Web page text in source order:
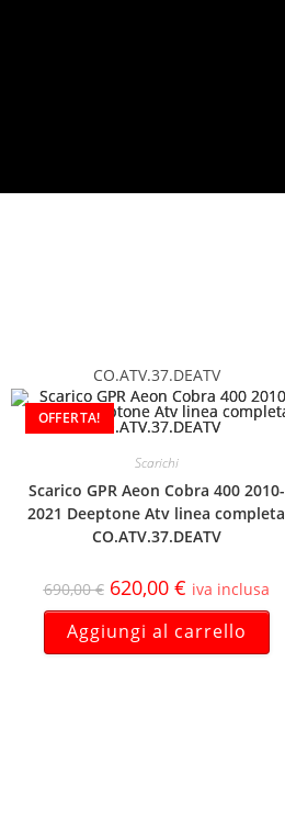
CO.ATV.37.DEATV
OFFERTA!
Scarichi
Scarico GPR Aeon Cobra 400 2010-
2021 Deeptone Atv linea completa
CO.ATV.37.DEATV
690,00€ 620,00 € iva inclusa
Aggiungi al carrello